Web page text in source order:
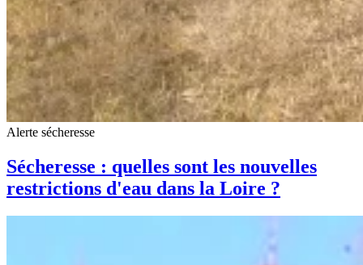
Alerte sécheresse
Sécheresse : quelles sont les nouvelles
restrictions d'eau dans la Loire ?